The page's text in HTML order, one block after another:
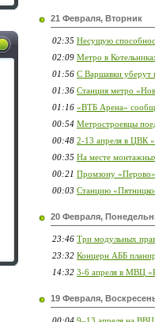
21 Февраля, Вторник
02:35 Несущую
02:09 Метро в
01:56 С Варшавки уберут
01:36 Станция метро
01:16 «ВТБ Арена»
00:54 Метростроевцы
00:48 2-13 апреля в ЦВК
00:35 На месте
00:21 Промзону
00:03 Станцию
20 Февраля,
23:46 Три модульных
23:32 Концерн АББ
14:32 3-6 апреля в МВЦ
19 Февраля,